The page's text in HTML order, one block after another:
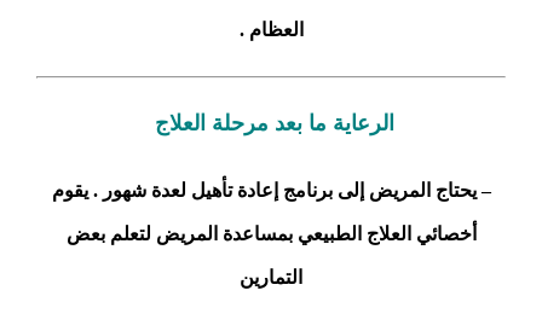
العظام .
الرعاية ما بعد مرحلة العلاج
– يحتاج المريض إلى برنامج إعادة تأهيل لعدة شهور . يقوم
أخصائي العلاج الطبيعي بمساعدة المريض لتعلم بعض
التمارين